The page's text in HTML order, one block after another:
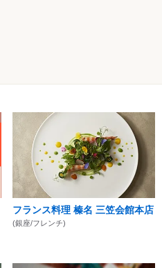
フランス料理 榛名 三笠会館本店
(銀座/フレンチ)